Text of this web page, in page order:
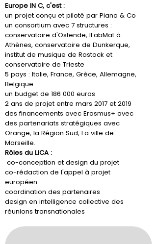
Europe IN C, c'est :
un projet conçu et piloté par Piano & Co
un consortium avec 7 structures :
conservatoire d'Ostende, lLabMat à
Athènes, conservatoire de Dunkerque,
institut de musique de Rostock et
conservatoire de Trieste
5 pays : Italie, France, Grèce, Allemagne,
Belgique
un budget de 186 000 euros
2 ans de projet entre mars 2017 et 2019
des financements avec Erasmus+ avec
des partenariats stratégiques avec
Orange, la Région Sud, La ville de
Marseille.
Rôles du LICA :
co-conception et design du projet
co-rédaction de l'appel à projet
européen
coordination des partenaires
design en intelligence collective des
réunions transnationales